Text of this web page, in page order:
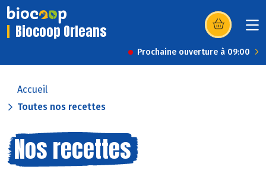
Biocoop Orleans (s’ouvre dans
Prochaine ouverture à 09:00
Accueil
Toutes nos recettes
Nos recettes